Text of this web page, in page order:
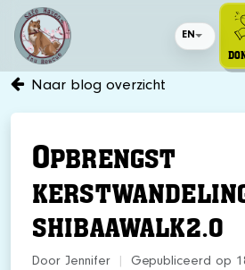
EN
Naar blog overzicht
OPBRENGST
SHIBAAWALK2.0
Door Jennifer Gepubliceerd op